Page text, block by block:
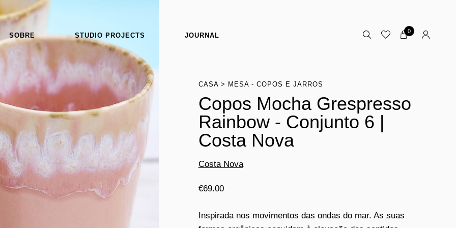
SOBRE STUDIO PROJECTS JOURNAL
0
CASA MESA - COPOS E JARROS
Copos Mocha Grespresso
Rainbow - Conjunto 6 |
Costa Nova
Costa Nova
€69.00
Inspirada nos movimentos das ondas do mar. As suas